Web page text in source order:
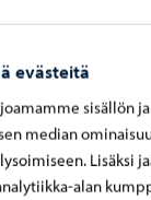
evästeitä
sisällön
median
Lisäksi
alan